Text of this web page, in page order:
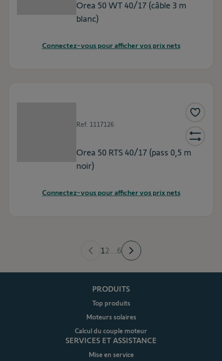
Orea 50 WT 40/17 (câble 3 m
blanc)
Connectez-vous pour afficher vos prix nets
Ref. 1117126
Orea 50 RTS 40/17 (pass 0,5 m
noir)
Connectez-vous pour afficher vos prix nets
12...6
PRODUITS
Top produits
Moteurs solaires
Calcul du couple moteur
SERVICES ET ASSISTANCE
Mise en service